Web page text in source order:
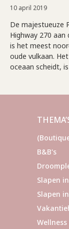
10 april 2019
De majestueuze
Highway 270
is het meest
oude vulkaan.
oceaan scheidt,
B&B's
Slapen
Slapen